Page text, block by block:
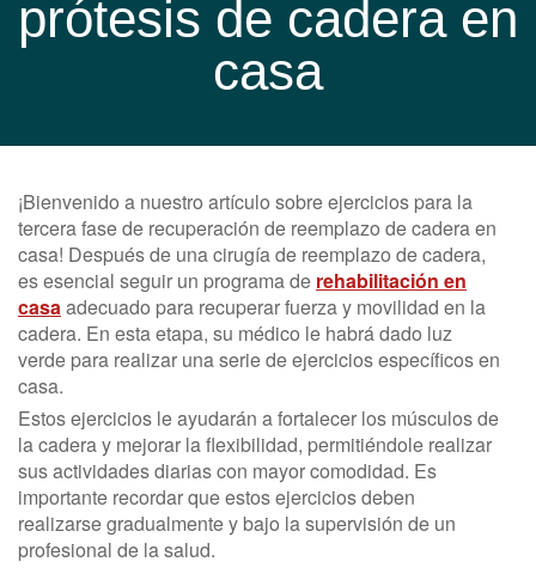
prótesis de cadera en
casa
¡Bienvenido a nuestro artículo sobre ejercicios para la
tercera fase de recuperación de reemplazo de cadera en
casa! Después de una cirugía de reemplazo de cadera,
es esencial seguir un programa de rehabilitación en
casaadecuado para recuperar fuerza y movilidad en la
cadera. En esta etapa, su médico le habrá dado luz
verde para realizar una serie de ejercicios específicos en
casa.
Estos ejercicios le ayudarán a fortalecer los músculos de
la cadera y mejorar la flexibilidad, permitiéndole realizar
sus actividades diarias con mayor comodidad. Es
importante recordar que estos ejercicios deben
realizarse gradualmente y bajo la supervisión de un
profesional de la salud.